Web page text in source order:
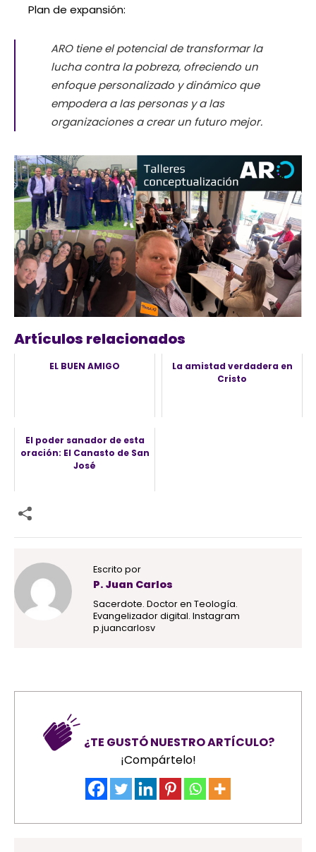
Plan de expansión:
ARO tiene el potencial de transformar la
lucha contra la pobreza, ofreciendo un
enfoque personalizado y dinámico que
empodera a las personas y a las
organizaciones a crear un futuro mejor.
Artículos relacionados
EL BUEN AMIGO
La amistad verdadera en
Cristo
El poder sanador de esta
oración: El Canasto de San
José
Escrito por
P. Juan Carlos
Sacerdote. Doctor en Teología.
Evangelizador digital. Instagram
p.juancarlosv
¿TE GUSTÓ NUESTRO ARTÍCULO?
¡Compártelo!